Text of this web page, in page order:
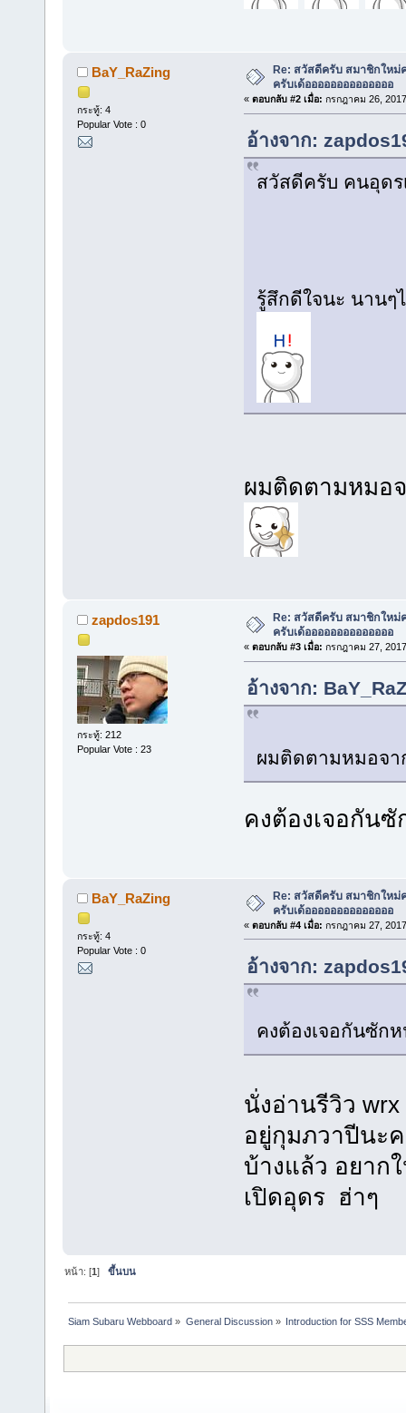
BaY_RaZing
กระทู้: 4
Popular Vote : 0
Re: สวัสดีครับ สมาชิกใหม่
ครับเด้ออออออออออออออ
« ตอบกลับ #2 เมื่อ: กรกฎาคม 26,
อ้างจาก:
สวัสดีครับ คนอุด
รู้สึกดีใจนะ นาน
ผมติดตามหมอ
zapdos191
กระทู้: 212
Popular Vote : 23
Re: สวัสดีครับ สมาชิกใหม่
ครับเด้ออออออออออออออ
« ตอบกลับ #3 เมื่อ: กรกฎาคม 27,
อ้างจาก:
ผมติดตามหมอจ
คงต้องเจอกัน
BaY_RaZing
กระทู้: 4
Popular Vote : 0
Re: สวัสดีครับ สมาชิกใหม่
ครับเด้ออออออออออออออ
« ตอบกลับ #4 เมื่อ: กรกฎาคม 27,
อ้างจาก:
คงต้องเจอกันซัก
นั่งอ่านรีวิว
อยู่กุมภวาปีนะ
บ้างแล้ว อยาก
เปิดอุดร ฮ่าๆ
หน้า: [1]ขึ้นบน
Siam Subaru Webboard » General Discussion» Introduction for SSS